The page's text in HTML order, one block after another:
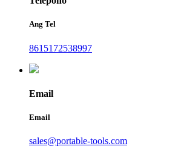
Ang Tel
8615172538997
Email
Email
sales@portable-tools.com